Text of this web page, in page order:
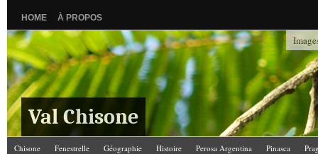
HOME À PROPOS
Val Chisone
Chisone Fenestrelle Géographie Histoire Perosa Argentina Pinasca